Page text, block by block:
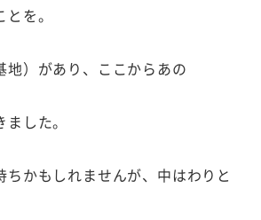
を。
地）があり、ここからあの
した。
かもしれませんが、中はわりと